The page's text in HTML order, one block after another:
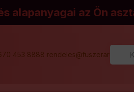
alapanyagai az Ön
453 8888 rendeles@fuszeraruhaz.hu
és átvétel Elérhetőség és